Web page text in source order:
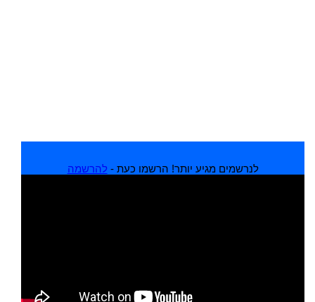
לנרשמים מגיע יותר! הרשמו כעת - להרשמה